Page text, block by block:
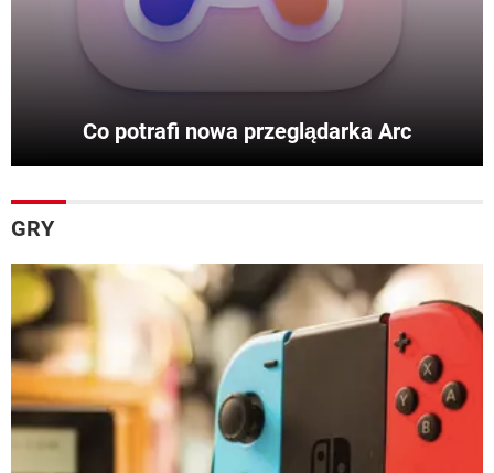
Co potrafi nowa przeglądarka Arc
GRY